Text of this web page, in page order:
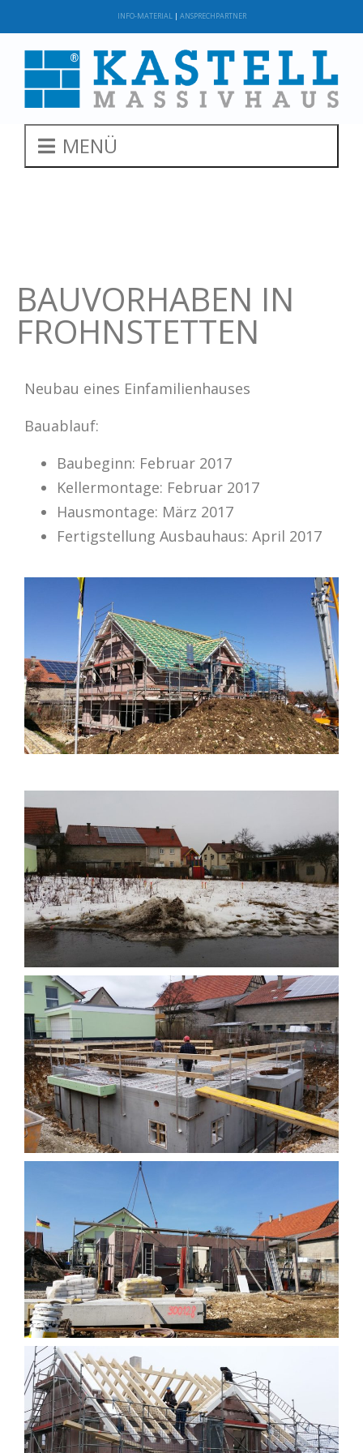
INFO-MATERIAL| ANSPRECHPARTNER
MENÜ
VORIGER
Bauvorhaben in Genkingen
NÄCHSTER
Bauvorhaben in Breisach am Rhein
BAUVORHABEN IN
FROHNSTETTEN
Neubau eines Einfamilienhauses
Bauablauf:
Baubeginn: Februar 2017
Kellermontage: Februar 2017
Hausmontage: März 2017
Fertigstellung Ausbauhaus: April 2017